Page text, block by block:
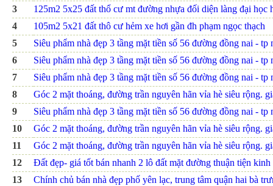
3
125m2 5x25 đất thổ cư mt đường nhựa đối diện làng đại học
4
105m2 5x21 đất thô cư hẻm xe hơi gần đh phạm ngọc thạch
5
Siêu phẩm nhà đẹp 3 tầng mặt tiền số 56 đường đồng nai - tp
6
Siêu phẩm nhà đẹp 3 tầng mặt tiền số 56 đường đồng nai - tp
7
Siêu phẩm nhà đẹp 3 tầng mặt tiền số 56 đường đồng nai - tp
8
Góc 2 mặt thoáng, đường trần nguyên hãn vỉa hè siêu rộng.
9
Siêu phẩm nhà đẹp 3 tầng mặt tiền số 56 đường đồng nai - tp
10
Góc 2 mặt thoáng, đường trần nguyên hãn vỉa hè siêu rộng.
11
Góc 2 mặt thoáng, đường trần nguyên hãn vỉa hè siêu rộng.
12
Đất đẹp- giá tốt bán nhanh 2 lô đất mặt đường thuận tiện
13
Chính chủ bán nhà đẹp phố yên lạc, trung tâm quận hai bà